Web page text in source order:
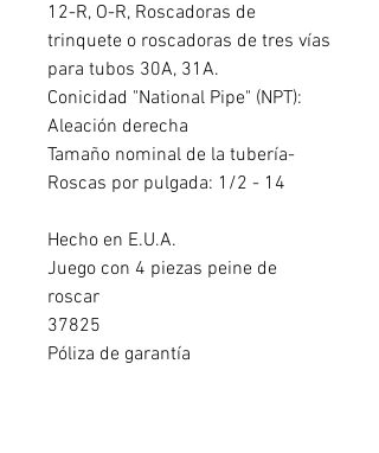
12-R, O-R, Roscadoras de
trinquete o roscadoras de tres vías
para tubos 30A, 31A.
Conicidad "National Pipe" (NPT):
Aleación derecha
Tamaño nominal de la tubería-
Roscas por pulgada: 1/2 - 14
Hecho en E.U.A.
Juego con 4 piezas peine de
roscar
37825
Póliza de garantía